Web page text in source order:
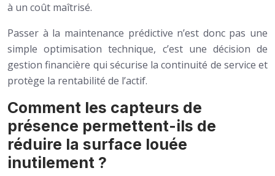
à un coût maîtrisé.
Passer à la maintenance prédictive n’est donc pas une
simple optimisation technique, c’est une décision de
gestion financière qui sécurise la continuité de service et
protège la rentabilité de l’actif.
Comment les capteurs de
présence permettent-ils de
réduire la surface louée
inutilement ?